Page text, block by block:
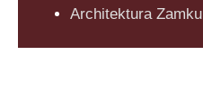
Architektura Zamku